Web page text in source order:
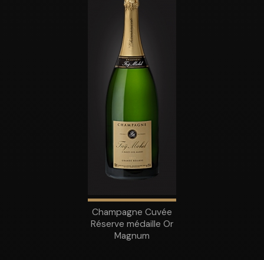
Champagne Cuvée
Réserve médaille Or
Magnum